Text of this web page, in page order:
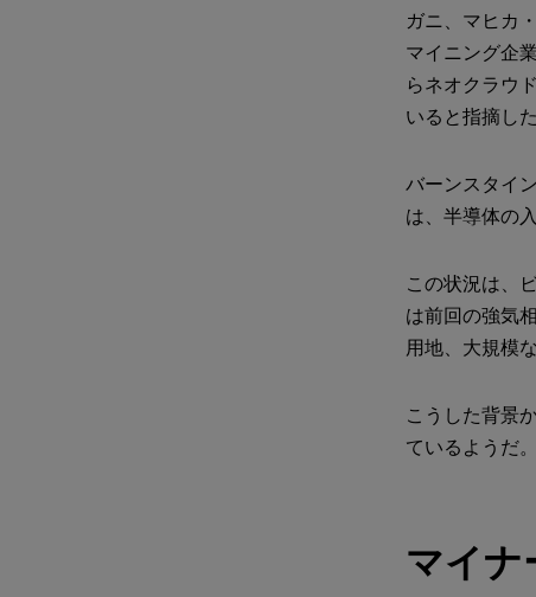
ガニ、マヒカ
マイニング企
らネオクラウ
いると指摘した
バーンスタイ
は、半導体の
この状況は、
は前回の強気
用地、大規模
こうした背景
ているようだ。
マイナ